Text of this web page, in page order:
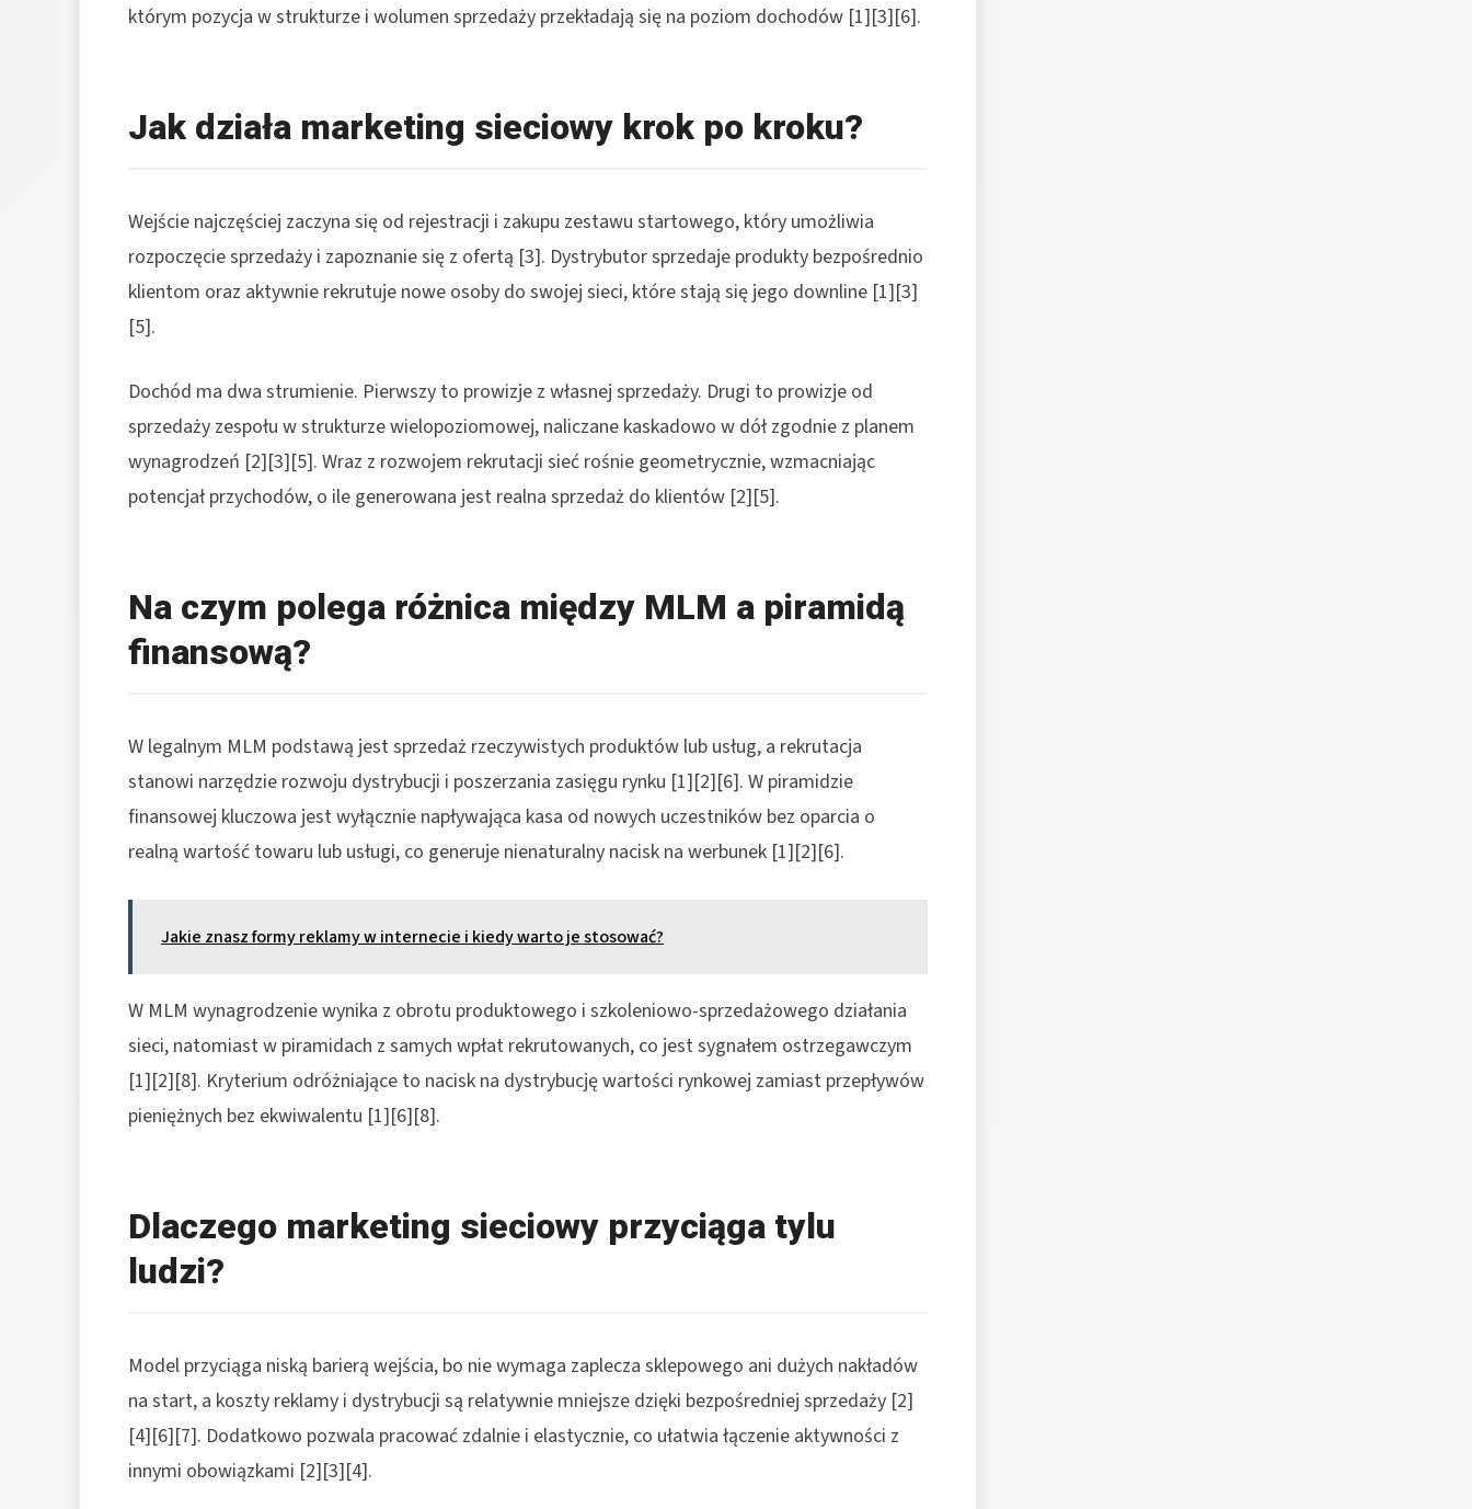
którym pozycja w strukturze i wolumen sprzedaży przekładają się na poziom dochodów [1][3][6].
Jak działa marketing sieciowy krok po kroku?
Wejście najczęściej zaczyna się od rejestracji i zakupu zestawu startowego, który umożliwia
rozpoczęcie sprzedaży i zapoznanie się z ofertą [3]. Dystrybutor sprzedaje produkty bezpośrednio
klientom oraz aktywnie rekrutuje nowe osoby do swojej sieci, które stają się jego downline [1][3]
[5].
Dochód ma dwa strumienie. Pierwszy to prowizje z własnej sprzedaży. Drugi to prowizje od
sprzedaży zespołu w strukturze wielopoziomowej, naliczane kaskadowo w dół zgodnie z planem
wynagrodzeń [2][3][5]. Wraz z rozwojem rekrutacji sieć rośnie geometrycznie, wzmacniając
potencjał przychodów, o ile generowana jest realna sprzedaż do klientów [2][5].
Na czym polega różnica między MLM a piramidą
finansową?
W legalnym MLM podstawą jest sprzedaż rzeczywistych produktów lub usług, a rekrutacja
stanowi narzędzie rozwoju dystrybucji i poszerzania zasięgu rynku [1][2][6]. W piramidzie
finansowej kluczowa jest wyłącznie napływająca kasa od nowych uczestników bez oparcia o
realną wartość towaru lub usługi, co generuje nienaturalny nacisk na werbunek [1][2][6].
Jakie znasz formy reklamy w internecie i kiedy warto je stosować?
W MLM wynagrodzenie wynika z obrotu produktowego i szkoleniowo-sprzedażowego działania
sieci, natomiast w piramidach z samych wpłat rekrutowanych, co jest sygnałem ostrzegawczym
[1][2][8]. Kryterium odróżniające to nacisk na dystrybucję wartości rynkowej zamiast przepływów
pieniężnych bez ekwiwalentu [1][6][8].
Dlaczego marketing sieciowy przyciąga tylu
ludzi?
Model przyciąga niską barierą wejścia, bo nie wymaga zaplecza sklepowego ani dużych nakładów
na start, a koszty reklamy i dystrybucji są relatywnie mniejsze dzięki bezpośredniej sprzedaży [2]
[4][6][7]. Dodatkowo pozwala pracować zdalnie i elastycznie, co ułatwia łączenie aktywności z
innymi obowiązkami [2][3][4].